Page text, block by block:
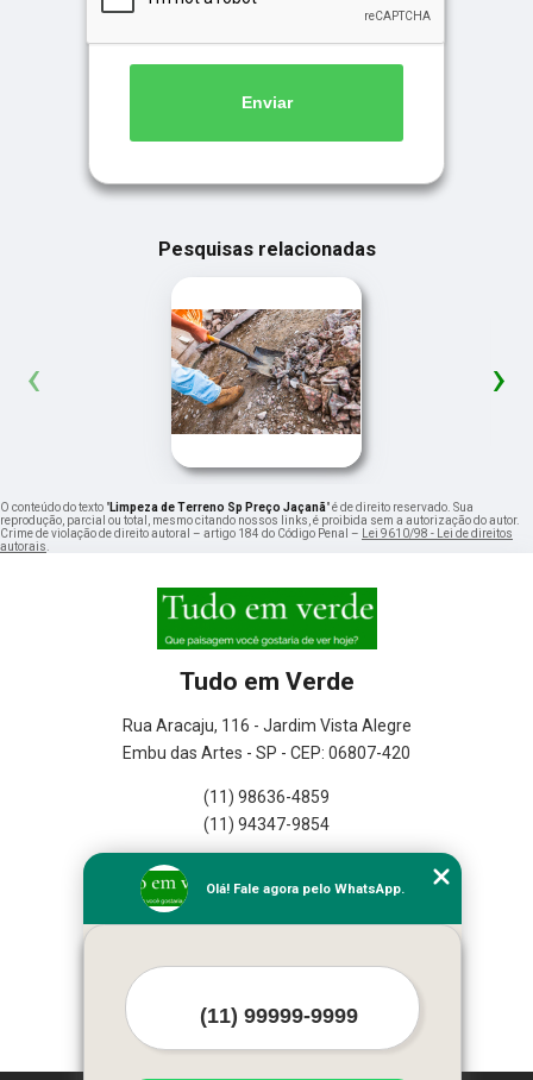
Enviar
Pesquisas relacionadas
‹ ›
O conteúdo do texto "Limpeza de Terreno Sp Preço Jaçanã" é de direito reservado. Sua
reprodução, parcial ou total, mesmo citando nossos links, é proibida sem a autorização do autor.
Crime de violação de direito autoral – artigo 184 do Código Penal –
Lei 9610/98 - Lei de direitos
autorais
Tudo em Verde
Rua Aracaju, 116 - Jardim Vista Alegre
Embu das Artes - SP - CEP: 06807-420
(11) 98636-4859
(11) 94347-9854
Empresa
Missão
Mapa do site
Mais Serviços
Olá! Fale agora pelo WhatsApp.